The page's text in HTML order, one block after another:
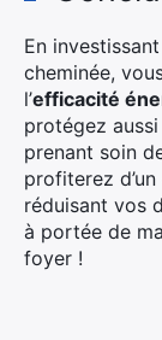
En
cheminée,
l’efficacité
protégez
prenant soin
profiterez
réduisant vos
à portée de
foyer !